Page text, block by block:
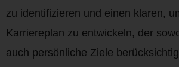
zu identifizieren und einen klaren,
Karriereplan zu entwickeln, der
auch persönliche Ziele